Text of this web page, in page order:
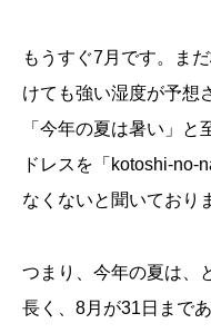
もうすぐ7月です。ま
けても強い湿度が予想
「今年の夏は暑い」
ドレスを「kotoshi-no-
なくないと聞いており
つまり、今年の夏は、
長く、8月が31日まで